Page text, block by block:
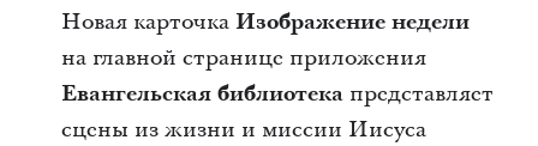
Новая карточка Изображение недели
на главной странице приложения
Евангельская библиотекапредставляет
сцены из жизни и миссии Иисуса